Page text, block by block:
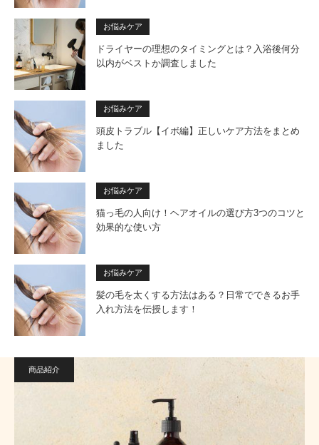
お悩みケア
ドライヤーの理想のタイミングとは？入浴後何分
以内がベストか調査しました
お悩みケア
頭皮トラブル【イボ編】正しいケア方法をまとめ
ました
お悩みケア
猫っ毛の人向け！ヘアオイルの選び方3つのコツと
効果的な使い方
お悩みケア
髪の毛を太くする方法はある？日常でできるお手
入れ方法を伝授します！
商品紹介